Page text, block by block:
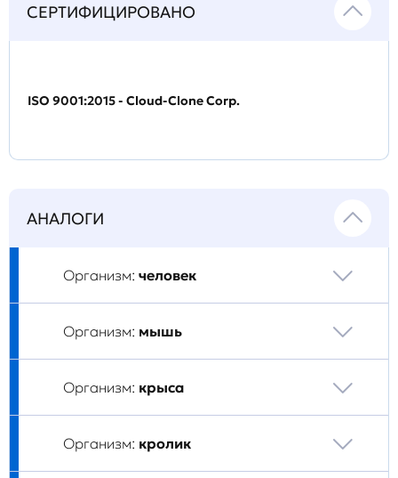
СЕРТИФИЦИРОВАНО
ISO 9001:2015 - Cloud-Clone Corp.
АНАЛОГИ
Организм: человек
Организм: мышь
Организм: крыса
Организм: кролик